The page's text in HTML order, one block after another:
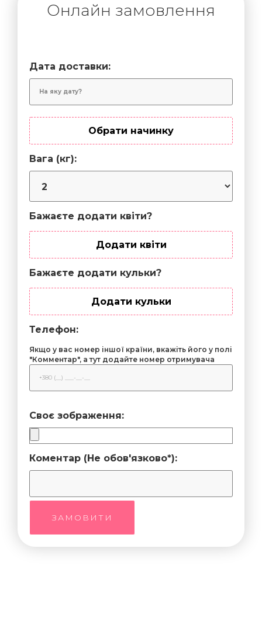
Онлайн замовлення
Дата доставки:
Обрати начинку
Вага (кг):
Бажаєте додати квіти?
Додати квіти
Бажаєте додати кульки?
Додати кульки
Телефон:
Якщо у вас номер іншої країни, вкажіть його у полі
"Комментар", а тут додайте номер отримувача
Своє зображення:
Коментар (Не обов'язково*):